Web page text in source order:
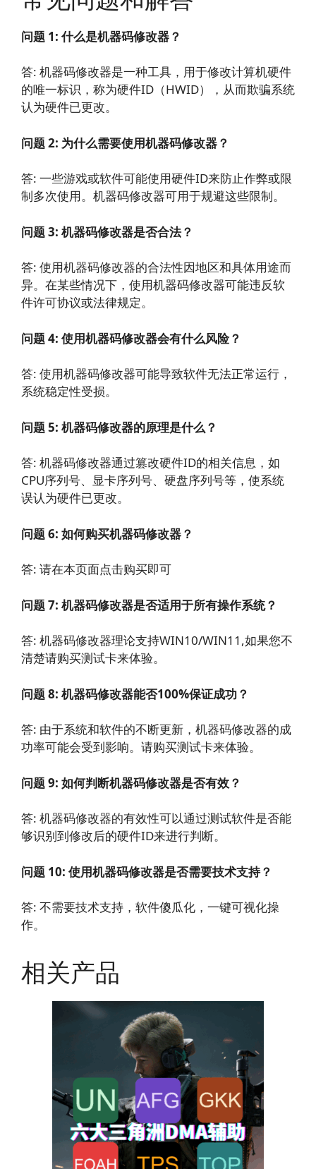
问题 1: 什么是机器码修改器？
答: 机器码修改器是一种工具，用于修改计算机硬件
的唯一标识，称为硬件ID（HWID），从而欺骗系统
认为硬件已更改。
问题 2: 为什么需要使用机器码修改器？
答: 一些游戏或软件可能使用硬件ID来防止作弊或限
制多次使用。机器码修改器可用于规避这些限制。
问题 3: 机器码修改器是否合法？
答: 使用机器码修改器的合法性因地区和具体用途而
异。在某些情况下，使用机器码修改器可能违反软
件许可协议或法律规定。
问题 4: 使用机器码修改器会有什么风险？
答: 使用机器码修改器可能导致软件无法正常运行，
系统稳定性受损。
问题 5: 机器码修改器的原理是什么？
答: 机器码修改器通过篡改硬件ID的相关信息，如
CPU序列号、显卡序列号、硬盘序列号等，使系统
误认为硬件已更改。
问题 6: 如何购买机器码修改器？
答: 请在本页面点击购买即可
问题 7: 机器码修改器是否适用于所有操作系统？
答: 机器码修改器理论支持WIN10/WIN11,如果您不
清楚请购买测试卡来体验。
问题 8: 机器码修改器能否100%保证成功？
答: 由于系统和软件的不断更新，机器码修改器的成
功率可能会受到影响。请购买测试卡来体验。
问题 9: 如何判断机器码修改器是否有效？
答: 机器码修改器的有效性可以通过测试软件是否能
够识别到修改后的硬件ID来进行判断。
问题 10: 使用机器码修改器是否需要技术支持？
答: 不需要技术支持，软件傻瓜化，一键可视化操
作。
相关产品